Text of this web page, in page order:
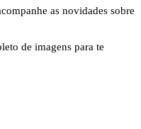
as novidades sobre
de imagens para te